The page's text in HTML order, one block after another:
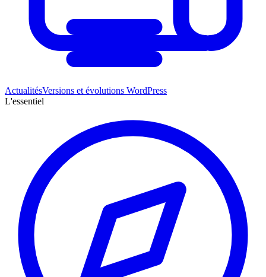
ActualitésVersions et évolutions WordPress
L'essentiel